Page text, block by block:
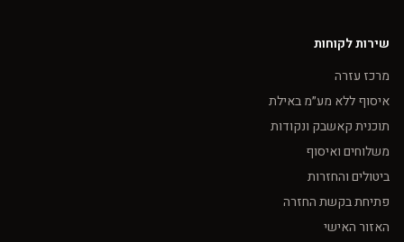
שירות לקוחות
מרכז עזרה
איסוף ללא מע״מ באילת
תוכנית קאשבק ונקודות
משלוחים ואיסוף
ביטולים והחזרות
פתיחת בקשת החזרה
האזור האישי